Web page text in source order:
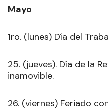
Mayo
1ro. (lunes) Día del
25. (jueves). Día de la
inamovible.
26. (viernes) Feriado